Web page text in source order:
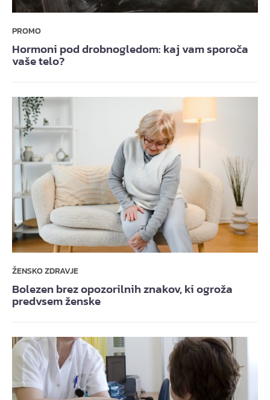
PROMO
Hormoni pod drobnogledom: kaj vam sporoča
vaše telo?
ŽENSKO ZDRAVJE
Bolezen brez opozorilnih znakov, ki ogroža
predvsem ženske